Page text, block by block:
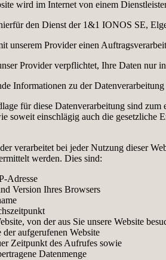
wird im Internet von einem
den Dienst der 1&1 IONOS SE,
unserem Provider einen
Provider verpflichtet, Ihre Daten nur
Informationen zu der
für diese Datenverarbeitung sind
soweit einschlägig auch die gesetzliche
verarbeitet bei jeder Nutzung dieser
werden. Dies sind:
Adresse
Version Ihres Browsers
von der aus Sie unsere Website
der aufgerufenen Website
Zeitpunkt des Aufrufes sowie
Datenmenge